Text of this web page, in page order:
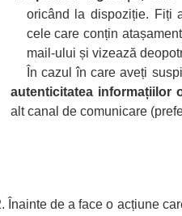
oricând la dispoziție. Fiți
cele care conțin
mail-ului și vizează
În cazul în care aveți
autenticitatea informațiilor
alt canal de comunicare
Înainte de a face o acțiune